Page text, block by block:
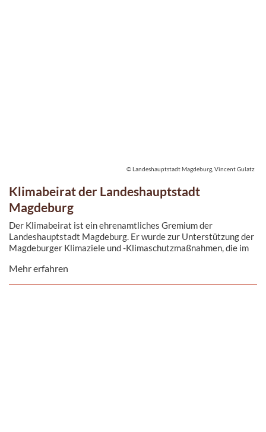
Klimabeirat der Landeshauptstadt
Magdeburg
Der Klimabeirat ist ein ehrenamtliches Gremium der
Landeshauptstadt Magdeburg. Er wurde zur Unterstützung der
Magdeburger Klimaziele und -Klimaschutzmaßnahmen, die im
Mehr erfahren
© Landeshauptstadt Magdeburg, Vincent Gulatz